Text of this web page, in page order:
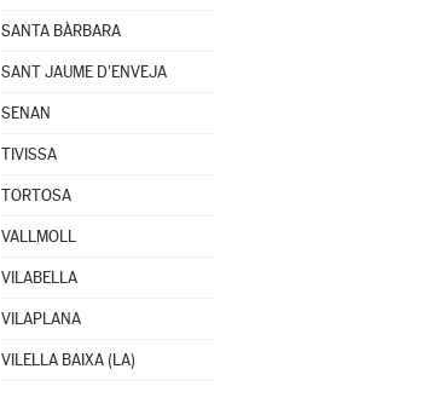
SANTA BÀRBARA
SANT JAUME D'ENVEJA
SENAN
TIVISSA
TORTOSA
VALLMOLL
VILABELLA
VILAPLANA
VILELLA BAIXA (LA)